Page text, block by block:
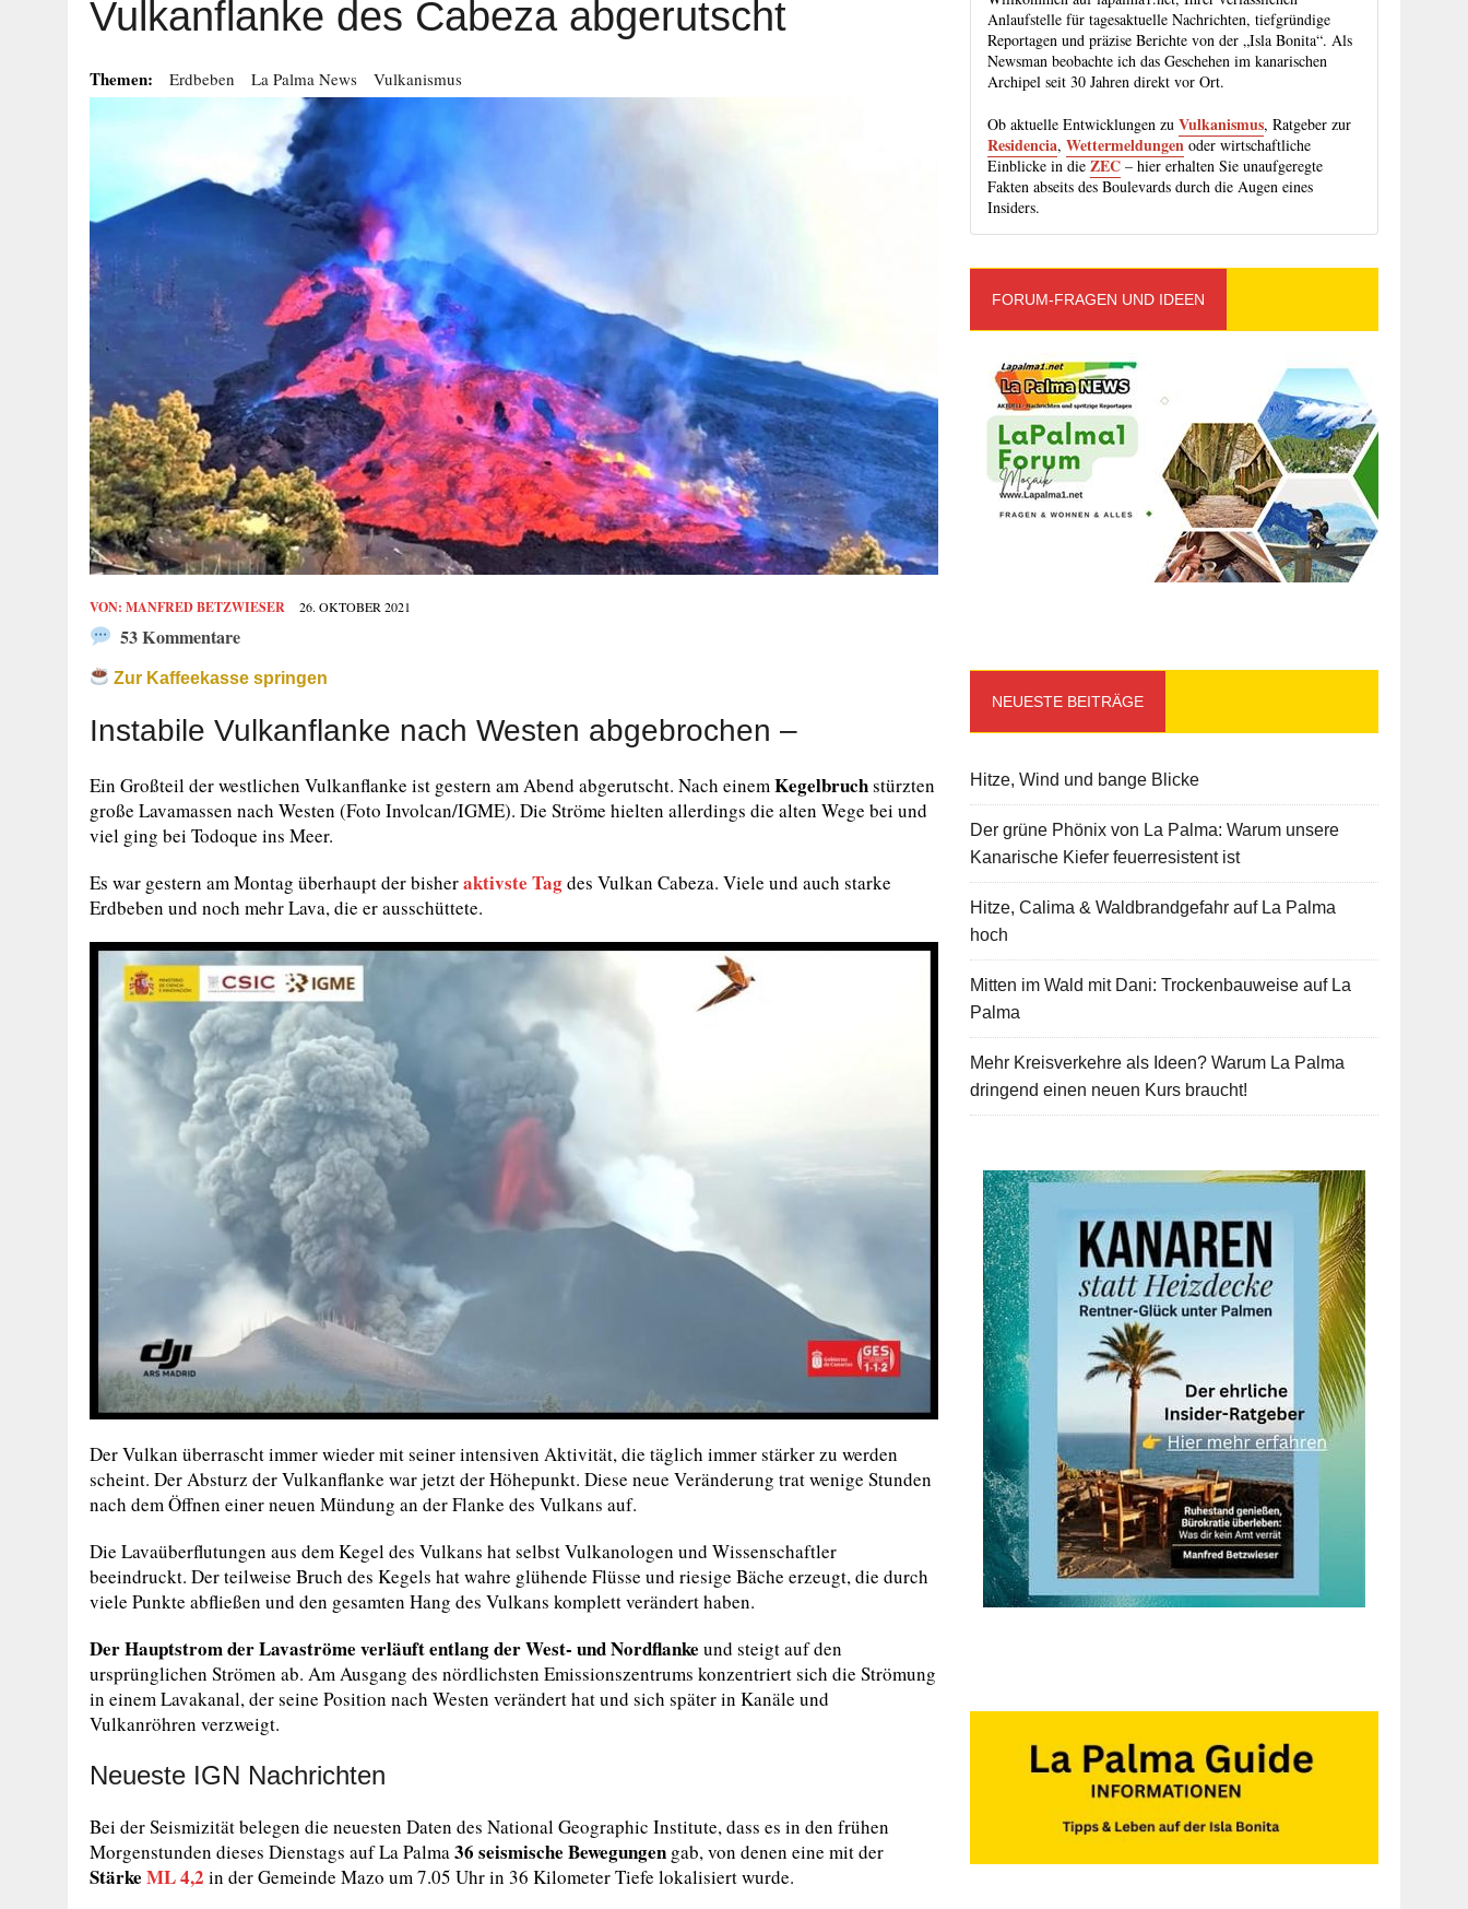
Vulkanflanke des Cabeza abgerutscht
Themen: Erdbeben La Palma News Vulkanismus
VON: MANFRED BETZWIESER 26. OKTOBER 2021
53 Kommentare
Zur Kaffeekasse springen
Instabile Vulkanflanke nach Westen abgebrochen –
Ein Großteil der westlichen Vulkanflanke ist gestern am Abend abgerutscht. Nach einemKegelbruchstürzten
große Lavamassen nach Westen (Foto Involcan/IGME). Die Ströme hielten allerdings die alten Wege bei und
viel ging bei Todoque ins Meer.
Es war gestern am Montag überhaupt der bisheraktivste Tagdes Vulkan Cabeza. Viele und auch starke
Erdbeben und noch mehr Lava, die er ausschüttete.
Der Vulkan überrascht immer wieder mit seiner intensiven Aktivität, die täglich immer stärker zu werden
scheint. Der Absturz der Vulkanflanke war jetzt der Höhepunkt. Diese neue Veränderung trat wenige Stunden
nach dem Öffnen einer neuen Mündung an der Flanke des Vulkans auf.
Die Lavaüberflutungen aus dem Kegel des Vulkans hat selbst Vulkanologen und Wissenschaftler
beeindruckt. Der teilweise Bruch des Kegels hat wahre glühende Flüsse und riesige Bäche erzeugt, die durch
viele Punkte abfließen und den gesamten Hang des Vulkans komplett verändert haben.
Der Hauptstrom der Lavaströme verläuft entlang der West- und Nordflanke und steigt auf den
ursprünglichen Strömen ab. Am Ausgang des nördlichsten Emissionszentrums konzentriert sich die Strömung
in einem Lavakanal, der seine Position nach Westen verändert hat und sich später in Kanäle und
Vulkanröhren verzweigt.
Neueste IGN Nachrichten
Bei der Seismizität belegen die neuesten Daten des National Geographic Institute, dass es in den frühen
Morgenstunden dieses Dienstags auf La Palma36 seismische Bewegungen gab, von denen eine mit der
Stärke ML 4,2 in der Gemeinde Mazo um 7.05 Uhr in 36 Kilometer Tiefe lokalisiert wurde.
Anlaufstelle für tagesaktuelle Nachrichten, tiefgründige
Reportagen und präzise Berichte von der „Isla Bonita“. Als
Newsman beobachte ich das Geschehen im kanarischen
Archipel seit 30 Jahren direkt vor Ort.
Ob aktuelle Entwicklungen zuVulkanismus, Ratgeber zur
Residencia,Wettermeldungen oder wirtschaftliche
Einblicke in dieZEC – hier erhalten Sie unaufgeregte
Fakten abseits des Boulevards durch die Augen eines
Insiders.
FORUM-FRAGEN UND IDEEN
NEUESTE BEITRÄGE
Hitze, Wind und bange Blicke
Der grüne Phönix von La Palma: Warum unsere
Kanarische Kiefer feuerresistent ist
Hitze, Calima & Waldbrandgefahr auf La Palma
hoch
Mitten im Wald mit Dani: Trockenbauweise auf La
Palma
Mehr Kreisverkehre als Ideen? Warum La Palma
dringend einen neuen Kurs braucht!